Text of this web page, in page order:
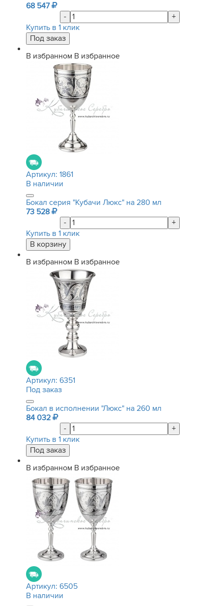
68 547
-
+
Купить в 1 клик
В избранном В избранное
Артикул: 1861
В наличии
Бокал серия "Кубачи Люкс" на 280 мл
73 528
-
+
Купить в 1 клик
В избранном В избранное
Артикул: 6351
Под заказ
Бокал в исполнении "Люкс" на 260 мл
84 032
-
+
Купить в 1 клик
В избранном В избранное
Артикул: 6505
В наличии